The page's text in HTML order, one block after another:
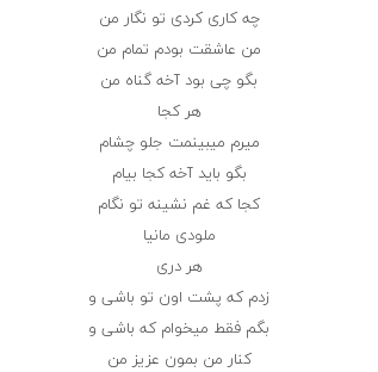
چه کاری کردی تو نگار من
من عاشقت بودم تمام من
بگو چی بود آخه گناه من
هر کجا
میرم میبینمت جلو چشام
بگو باید آخه کجا بیام
کجا که غم نشینه تو نگام
ملودی مانیا
هر دری
زدم که پشت اون تو باشی و
بگم فقط میخوام که باشی و
کنار من بمون عزیز من